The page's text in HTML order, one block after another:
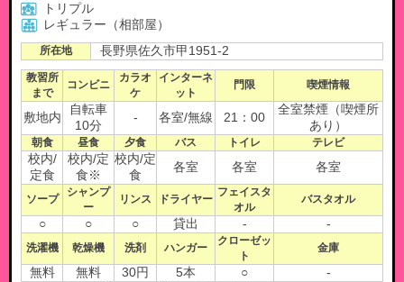
トリプル
レギュラー（相部屋）
所在地 長野県佐久市甲1951-2
教習所
まで
コンビニ
カラオ
ケ
インターネ
ット
門限 喫煙情報
敷地内
自転車
10分
- 各室/無線 21：00
全室禁煙（喫煙所
あり）
朝食 昼食 夕食 バス トイレ テレビ
校内/
定食
校内/定
食※
校内/定
食
各室 各室 各室
ソープ
シャンプ
ー
リンス ドライヤー
フェイスタ
オル
バスタオル
○ ○ ○ 貸出 - -
洗濯機 乾燥機 洗剤 ハンガー
クローゼッ
ト
金庫
無料 無料 30円 5本 ○
-